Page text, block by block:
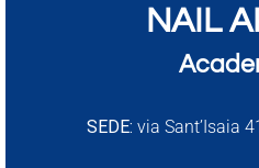
NAIL
SEDE: via Sant’Isaia